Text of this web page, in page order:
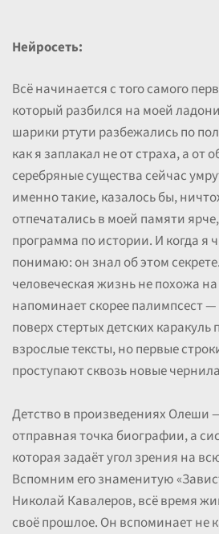
Нейросеть:
Всё начинается с того самого
который разбился на моей
шарики ртути разбежались по
как я заплакал не от страха, а от
серебряные существа сейчас
именно такие, казалось бы,
отпечатались в моей памяти
программа по истории. И когда
понимаю: он знал об этом
человеческая жизнь не похожа
напоминает скорее палимпсест —
поверх стертых детских
взрослые тексты, но первые
проступают сквозь новые
Детство в произведениях Олеши
отправная точка биографии, а
которая задаёт угол зрения на
Вспомним его знаменитую
Николай Кавалеров, всё время
своё прошлое. Он вспоминает не